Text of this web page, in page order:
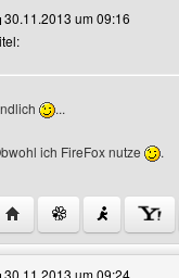
30.11.2013 um 09:16
...
ich FireFox nutze .
Website dieses
30.11.2013 um 09:24